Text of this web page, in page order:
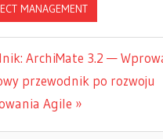
MANAGEMENT
ArchiMate 3.2 —
przewodnik po rozwoju
Agile